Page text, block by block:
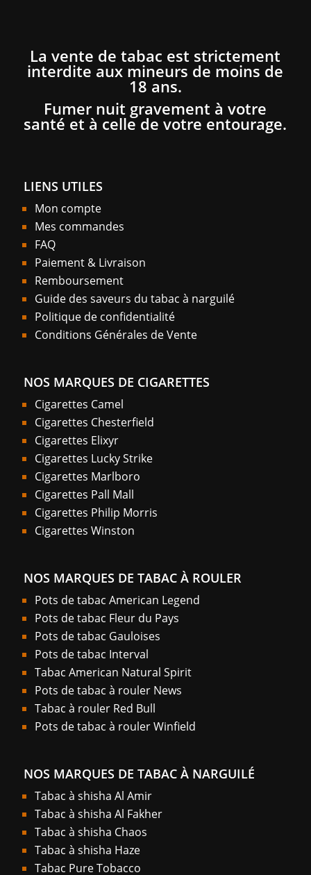
La vente de tabac est strictement
interdite aux mineurs de moins de
18 ans.
Fumer nuit gravement à votre
santé et à celle de votre entourage.
LIENS UTILES
Mon compte
Mes commandes
FAQ
Paiement & Livraison
Remboursement
Guide des saveurs du tabac à narguilé
Politique de confidentialité
Conditions Générales de Vente
NOS MARQUES DE CIGARETTES
Cigarettes Camel
Cigarettes Chesterfield
Cigarettes Elixyr
Cigarettes Lucky Strike
Cigarettes Marlboro
Cigarettes Pall Mall
Cigarettes Philip Morris
Cigarettes Winston
NOS MARQUES DE TABAC À ROULER
Pots de tabac American Legend
Pots de tabac Fleur du Pays
Pots de tabac Gauloises
Pots de tabac Interval
Tabac American Natural Spirit
Pots de tabac à rouler News
Tabac à rouler Red Bull
Pots de tabac à rouler Winfield
NOS MARQUES DE TABAC À NARGUILÉ
Tabac à shisha Al Amir
Tabac à shisha Al Fakher
Tabac à shisha Chaos
Tabac à shisha Haze
Tabac Pure Tobacco